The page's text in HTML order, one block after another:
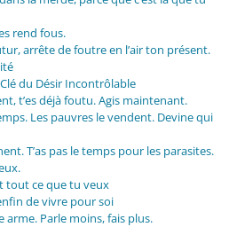
rend fous.
arrête de foutre en l’air ton présent.
Clé du Désir Incontrôlable
t’es déjà foutu. Agis maintenant.
Les pauvres le vendent. Devine qui
T’as pas le temps pour les parasites.
tout ce que tu veux
de vivre pour soi
arme. Parle moins, fais plus.